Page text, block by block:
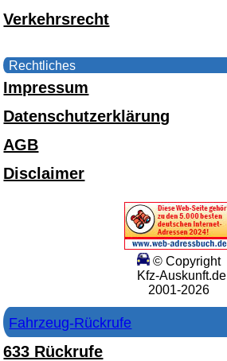
Verkehrsrecht
Rechtliches
Impressum
Datenschutzerklärung
AGB
Disclaimer
© Copyright
Kfz-Auskunft.de
2001-2026
Fahrzeug-Rückrufe
633 Rückrufe